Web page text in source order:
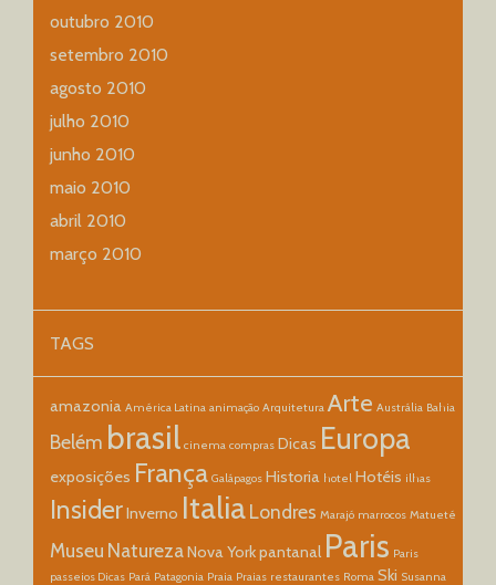
outubro 2010
setembro 2010
agosto 2010
julho 2010
junho 2010
maio 2010
abril 2010
março 2010
TAGS
amazonia América Latina animação Arquitetura Arte Austrália Bahia
Belém brasil cinema compras Dicas Europa
exposições França Galápagos Historia hotel Hotéis ilhas
InsiderInverno ItaliaLondres Marajó marrocos Matueté
Museu NaturezaNova Yorkpantanal Paris Paris
passeios Dicas Pará Patagonia Praia Praias restaurantes Roma Ski Susanna